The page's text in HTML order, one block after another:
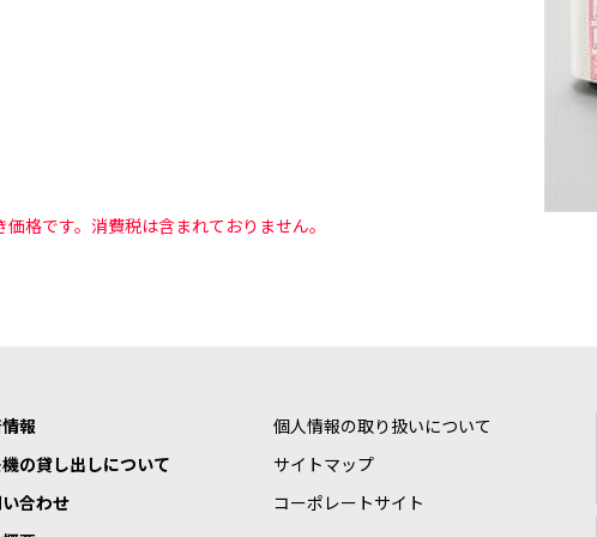
格です。消費税は含まれておりません。
報
の貸し出しについて
合わせ
個人情報の取り扱いについて
サイトマップ
コーポレートサイト